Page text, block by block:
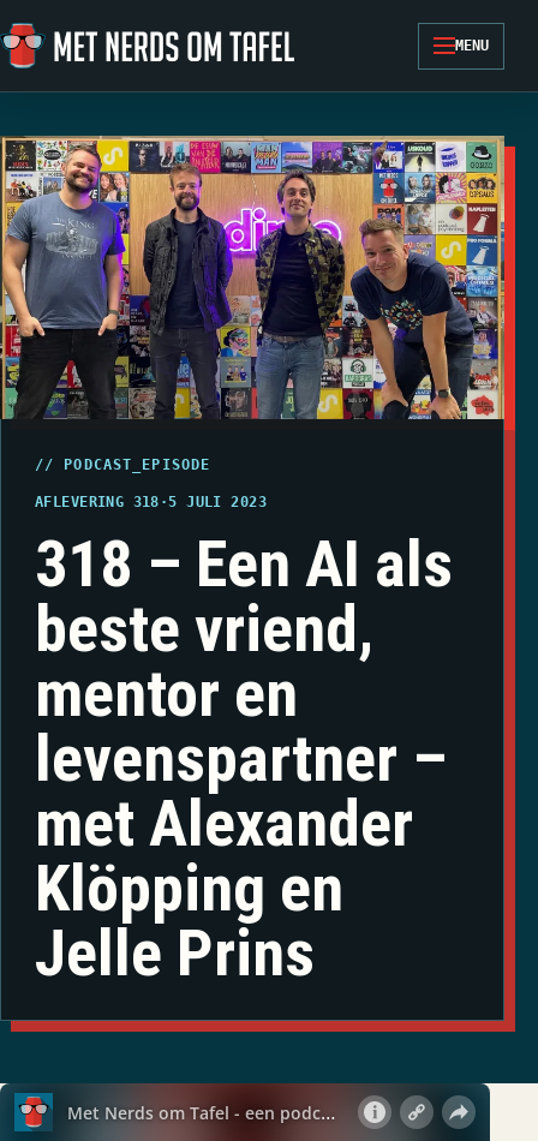
Ga naar de inhoud
MENU
// PODCAST_EPISODE
AFLEVERING 318 ·5 JULI 2023
318 – Een AI als
beste vriend,
mentor en
levenspartner –
met Alexander
Klöpping en
Jelle Prins